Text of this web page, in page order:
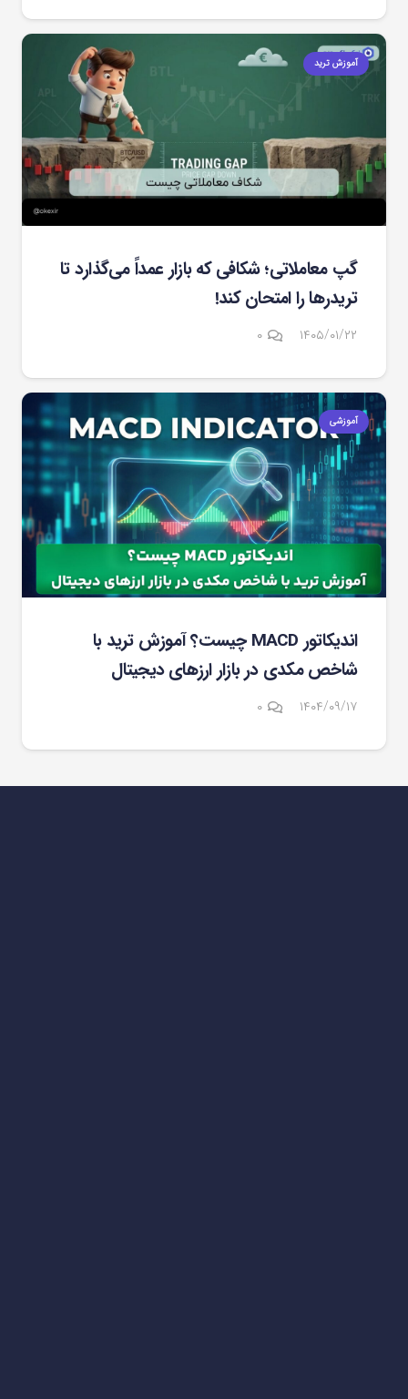
آموزش ترید
گپ معاملاتی؛ شکافی که بازار عمداً می‌گذارد تا
تریدرها را امتحان کند!
۱۴۰۵/۰۱/۲۲ ۰
آموزشی
اندیکاتور MACD چیست؟ آموزش ترید با
شاخص مکدی در بازار ارزهای دیجیتال
۱۴۰۴/۰۹/۱۷ ۰